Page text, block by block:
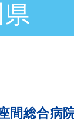
間総合病